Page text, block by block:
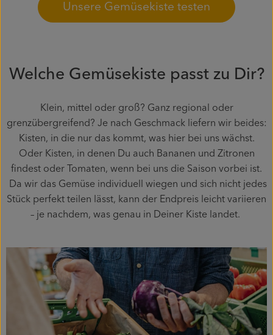
Unsere Gemüsekiste testen
Welche Gemüsekiste passt zu Dir?
Klein, mittel oder groß? Ganz regional oder
grenzübergreifend? Je nach Geschmack liefern wir beides:
Kisten, in die nur das kommt, was hier bei uns wächst.
Oder Kisten, in denen Du auch Bananen und Zitronen
findest oder Tomaten, wenn bei uns die Saison vorbei ist.
Da wir das Gemüse individuell wiegen und sich nicht jedes
Stück perfekt teilen lässt, kann der Endpreis leicht variieren
– je nachdem, was genau in Deiner Kiste landet.